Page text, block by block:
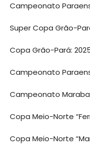
Campeonato
Super Copa Grão-
Copa Grão-Pará:
Campeonato
Campeonato
Copa Meio-Norte
Copa Meio-Norte